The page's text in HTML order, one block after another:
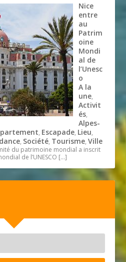
Nice
entre
au
Patrim
oine
Mondi
al de
l’Unesc
o
A la
une,
Activit
és,
Alpes-
, Escapade, Lieu,
, Société, Tourisme,Ville
du patrimoine mondial a inscrit
de l’UNESCO […]